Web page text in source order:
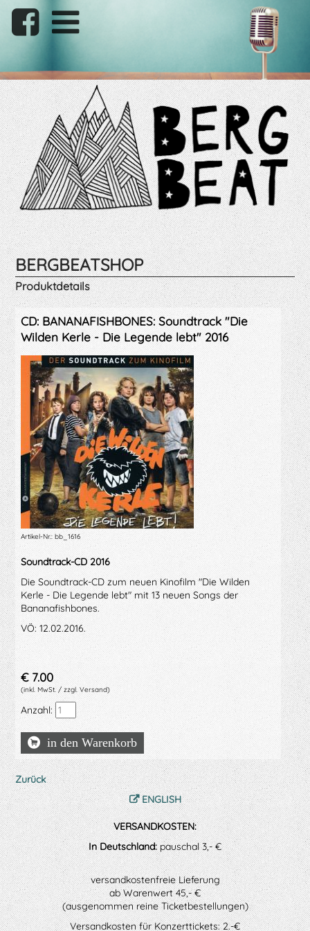
BERGBEATSHOP
Produktdetails
CD: BANANAFISHBONES: Soundtrack "Die
Wilden Kerle - Die Legende lebt" 2016
Artikel-Nr.: bb_1616
Soundtrack-CD 2016
Die Soundtrack-CD zum neuen Kinofilm "Die Wilden
Kerle - Die Legende lebt" mit 13 neuen Songs der
Bananafishbones.
VÖ: 12.02.2016.
€7.00
(inkl. MwSt. / zzgl. Versand)
Anzahl:
Zurück
ENGLISH
VERSANDKOSTEN:
In Deutschland:pauschal 3,- €
versandkostenfreie Lieferung
ab Warenwert 45,- €
(ausgenommen reine Ticketbestellungen)
Versandkosten für Konzerttickets: 2.-€